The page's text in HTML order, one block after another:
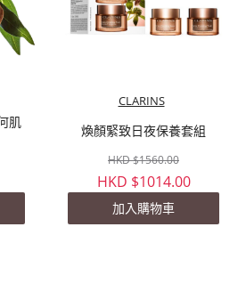
肌
CLARINS
煥顏緊致日夜保養套組
HKD $1560.00
HKD $1014.00
加入購物車